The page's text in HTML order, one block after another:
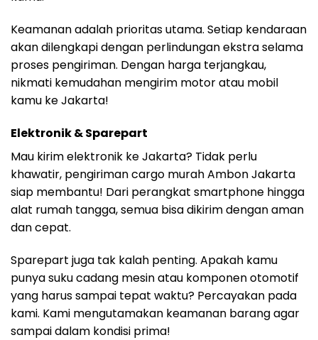
Keamanan adalah prioritas utama. Setiap kendaraan
akan dilengkapi dengan perlindungan ekstra selama
proses pengiriman. Dengan harga terjangkau,
nikmati kemudahan mengirim motor atau mobil
kamu ke Jakarta!
Elektronik & Sparepart
Mau kirim elektronik ke Jakarta? Tidak perlu
khawatir, pengiriman cargo murah Ambon Jakarta
siap membantu! Dari perangkat smartphone hingga
alat rumah tangga, semua bisa dikirim dengan aman
dan cepat.
Sparepart juga tak kalah penting. Apakah kamu
punya suku cadang mesin atau komponen otomotif
yang harus sampai tepat waktu? Percayakan pada
kami. Kami mengutamakan keamanan barang agar
sampai dalam kondisi prima!